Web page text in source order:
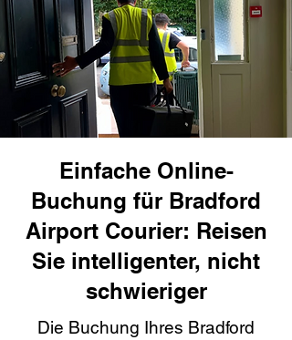
Einfache Online-
Buchung für Bradford
Airport Courier: Reisen
Sie intelligenter, nicht
schwieriger
Die Buchung Ihres Bradford